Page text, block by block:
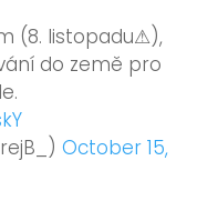
(8. listopadu⚠),
do země pro
October 15,